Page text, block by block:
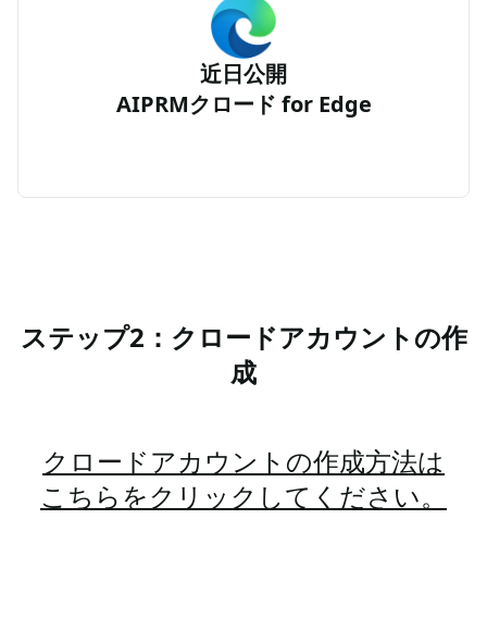
近日公開
AIPRMクロード for Edge
ステップ2：クロードアカウントの作
成
クロードアカウントの作成方法は
こちらをクリックしてください。